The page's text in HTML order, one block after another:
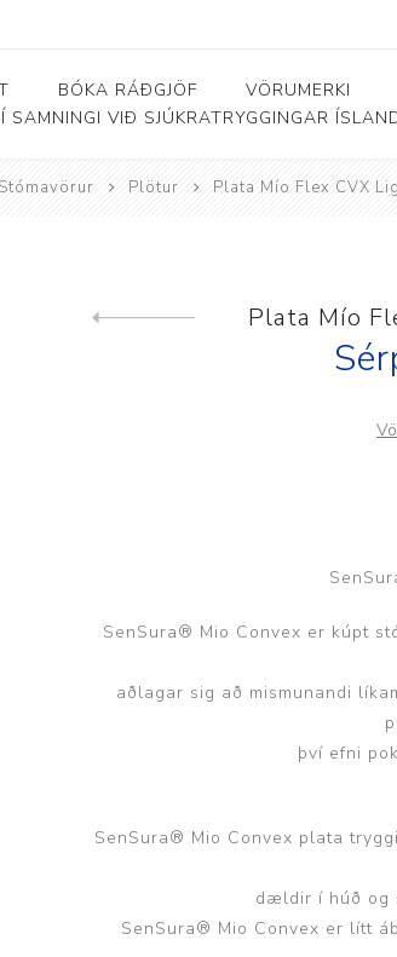
Bað- og salernishjálpartæki
Stóma og
Stómavörur
BÓKA RÁÐGJÖF VÖRUMERKI
SAMNINGI VIÐ SJÚKRATRYGGINGAR
Stómavörur Plötur Plata Mío Flex CVX
Plata Mío
SenSura® Mio Convex er kúpt
aðlagar sig að mismunandi
því efni
SenSura® Mio Convex plata
dældir í húð og
SenSura® Mio Convex er lítt